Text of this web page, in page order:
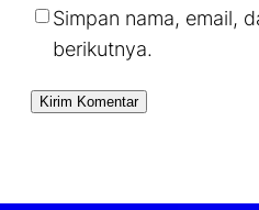
Simpan nama, email,
berikutnya.